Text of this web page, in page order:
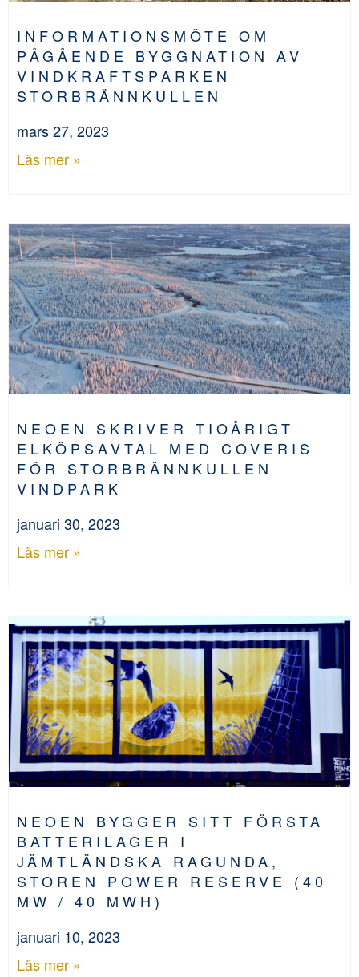
INFORMATIONSMÖTE OM
PÅGÅENDE BYGGNATION AV
VINDKRAFTSPARKEN
STORBRÄNNKULLEN
mars 27, 2023
Läs mer »
NEOEN SKRIVER TIOÅRIGT
ELKÖPSAVTAL MED COVERIS
FÖR STORBRÄNNKULLEN
VINDPARK
januari 30, 2023
Läs mer »
NEOEN BYGGER SITT FÖRSTA
BATTERILAGER I
JÄMTLÄNDSKA RAGUNDA,
STOREN POWER RESERVE (40
MW / 40 MWH)
januari 10, 2023
Läs mer »